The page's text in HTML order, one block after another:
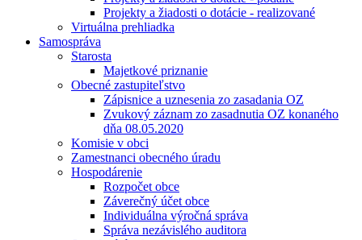
Projekty a žiadosti o dotácie - realizované
Virtuálna prehliadka
Samospráva
Starosta
Majetkové priznanie
Obecné zastupiteľstvo
Zápisnice a uznesenia zo zasadania OZ
Zvukový záznam zo zasadnutia OZ konaného
dňa 08.05.2020
Komisie v obci
Zamestnanci obecného úradu
Hospodárenie
Rozpočet obce
Záverečný účet obce
Individuálna výročná správa
Správa nezávislého auditora